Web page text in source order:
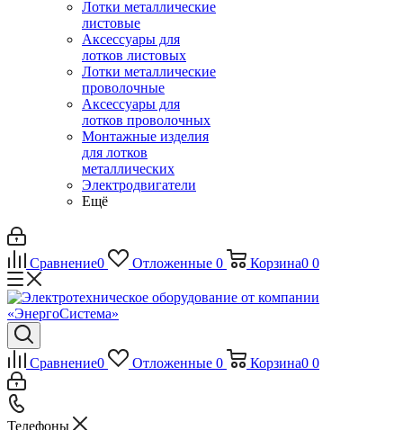
Лотки металлические
листовые
Аксессуары для
лотков листовых
Лотки металлические
проволочные
Аксессуары для
лотков проволочных
Монтажные изделия
для лотков
металлических
Электродвигатели
Ещё
Сравнение0 Отложенные 0 Корзина0 0
Сравнение0 Отложенные 0 Корзина0 0
Телефоны